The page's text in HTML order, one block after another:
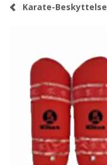
Karate-Beskyttelse